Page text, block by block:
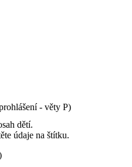
- věty P)
dětí.
údaje na štítku.